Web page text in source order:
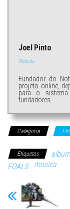
Joel Pinto
Website
Fundador do
projeto online,
para o
fundadores.
Categoria
Etiquetas album
FOALS
musica